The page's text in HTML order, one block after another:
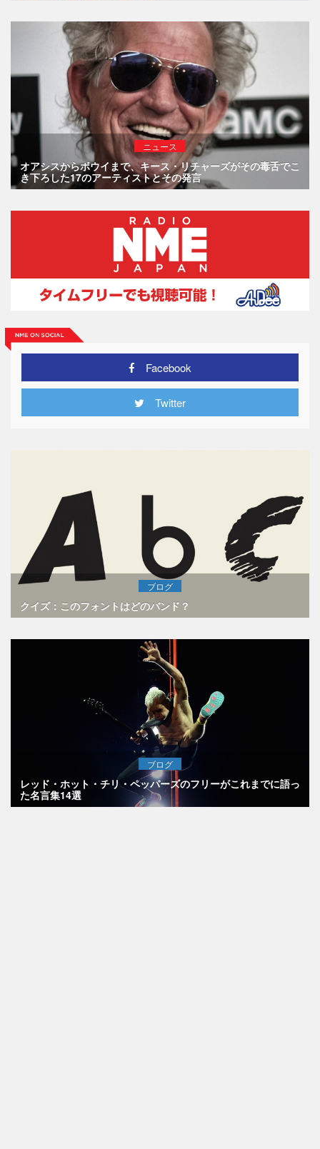
ニュース
オアシスからボウイまで、キース・リチャーズがその毒舌でこ
き下ろした17のアーティストとその発言
Facebook
Twitter
ブログ
クイズ：このフォントはどのバンド？
ブログ
レッド・ホット・チリ・ペッパーズのフリーがこれまでに語っ
た名言集14選